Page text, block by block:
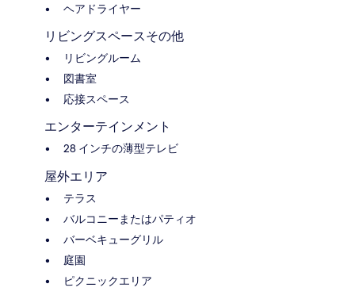
ヘアドライヤー
リビングスペースその他
リビングルーム
図書室
応接スペース
エンターテインメント
28 インチの薄型テレビ
屋外エリア
テラス
バルコニーまたはパティオ
バーベキューグリル
庭園
ピクニックエリア